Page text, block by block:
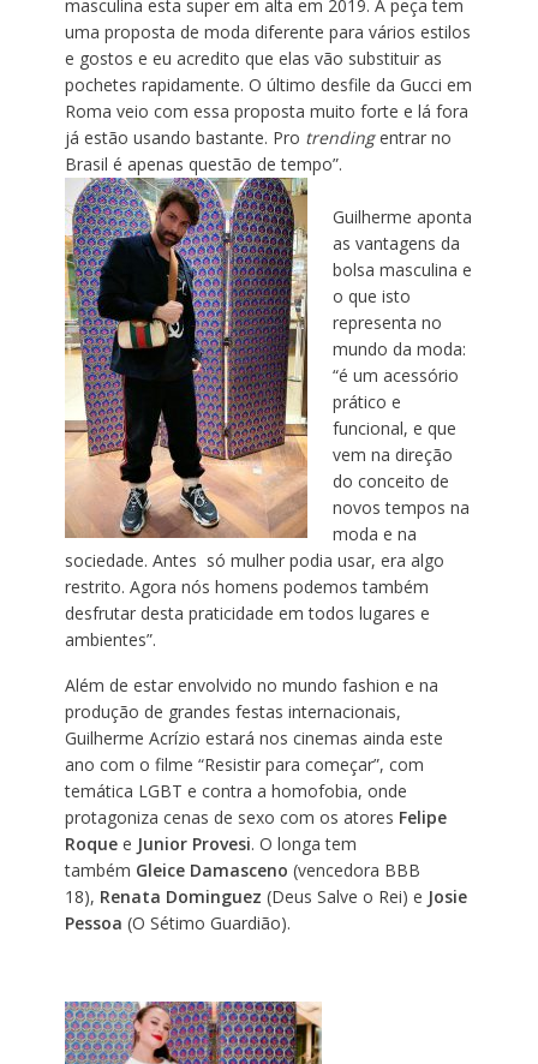
masculina esta super em alta em 2019. A peça tem
uma proposta de moda diferente para vários estilos
e gostos e eu acredito que elas vão substituir as
pochetes rapidamente. O último desfile da Gucci em
Roma veio com essa proposta muito forte e lá fora
já estão usando bastante. Pro trendingentrar no
Brasil é apenas questão de tempo”.
Guilherme aponta
as vantagens da
bolsa masculina e
o que isto
representa no
mundo da moda:
“é um acessório
prático e
funcional, e que
vem na direção
do conceito de
novos tempos na
moda e na
sociedade. Antes só mulher podia usar, era algo
restrito. Agora nós homens podemos também
desfrutar desta praticidade em todos lugares e
ambientes”.
Além de estar envolvido no mundo fashion e na
produção de grandes festas internacionais,
Guilherme Acrízio estará nos cinemas ainda este
ano com o filme “Resistir para começar”, com
temática LGBT e contra a homofobia, onde
protagoniza cenas de sexo com os atores Felipe
Roquee Junior Provesi. O longa tem
também Gleice Damasceno (vencedora BBB
18), Renata Dominguez (Deus Salve o Rei) e Josie
Pessoa (O Sétimo Guardião).